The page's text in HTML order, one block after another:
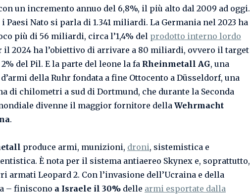
un incremento annuo del 6,8%, il più alto dal 2009 ad oggi.
Paesi Nato si parla di 1.341 miliardi. La Germania nel 2023 ha
più di 56 miliardi, circa l’1,4% del prodotto interno lordo
il 2024 ha l’obiettivo di arrivare a 80 miliardi, ovvero il target
del Pil. E la parte del leone la fa Rheinmetall AG, una
della Ruhr fondata a fine Ottocento a Düsseldorf, una
di chilometri a sud di Dortmund, che durante la Seconda
divenne il maggior fornitore della Wehrmacht
.
produce armi, munizioni, droni, sistemistica e
È nota per il sistema antiaereo Skynex e, soprattutto,
armati Leopard 2. Con l’invasione dell’Ucraina e della
– finiscono a Israele il 30% delle armi esportate dalla